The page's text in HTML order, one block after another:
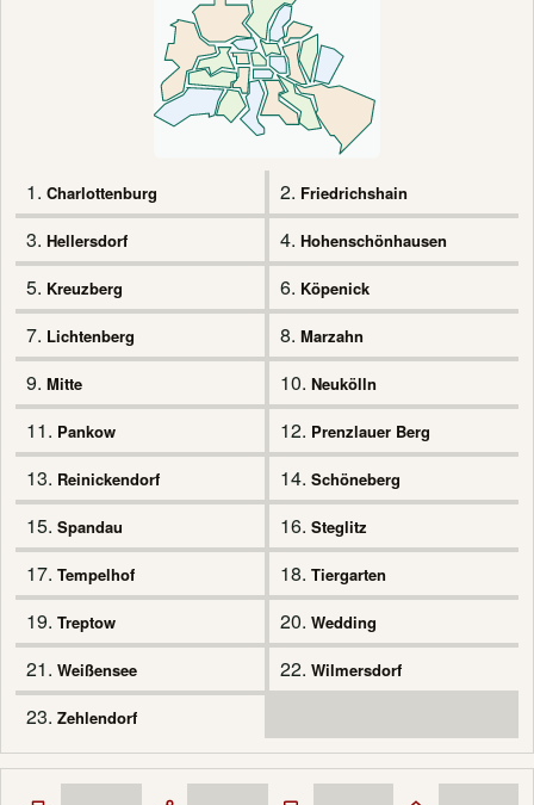
1. Charlottenburg 2. Friedrichshain
3. Hellersdorf 4. Hohenschönhausen
5. Kreuzberg 6. Köpenick
7. Lichtenberg 8. Marzahn
9. Mitte 10. Neukölln
11. Pankow 12. Prenzlauer Berg
13. Reinickendorf 14. Schöneberg
15. Spandau 16. Steglitz
17. Tempelhof 18. Tiergarten
19. Treptow 20. Wedding
21. Weißensee 22. Wilmersdorf
23. Zehlendorf